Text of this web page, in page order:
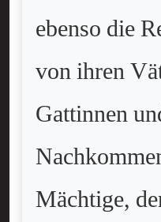
ebenso die
von ihren
Gattinnen
Mächtige,